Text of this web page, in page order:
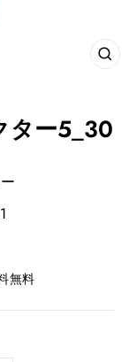
近
ター5_30
無料